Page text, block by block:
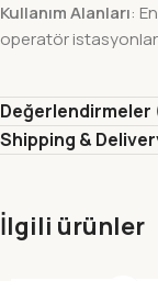
Kullanım Alanları:
operatör
Değerlendirmeler
Shipping &
İlgili ürünler